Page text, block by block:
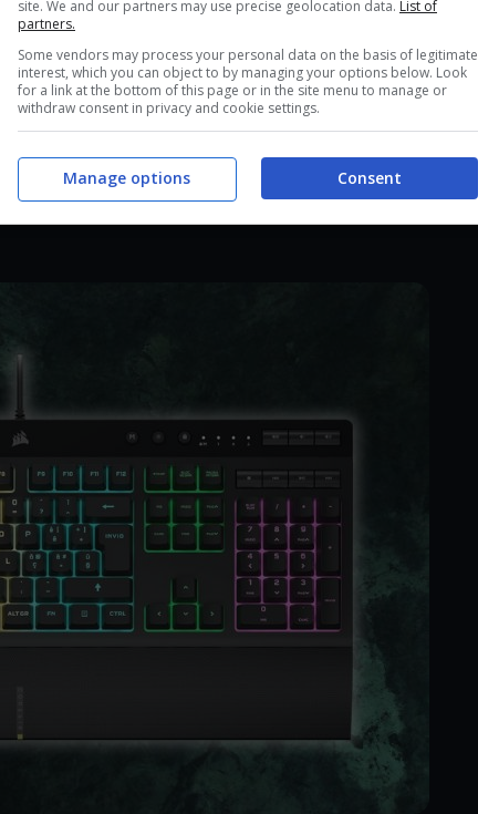
è la periferica perfetta per le
caratteristiche peculiari che la rendono
di retroilluminazione RGB che non può mai
sei tasti macro come si preferisce e
site. We and our partners may use precise geolocation data. List of
partners.
Some vendors may process your personal data on the basis of legitimate
interest, which you can object to by managing your options below. Look
for a link at the bottom of this page or in the site menu to manage or
withdraw consent in privacy and cookie settings.
Consent
Manage options